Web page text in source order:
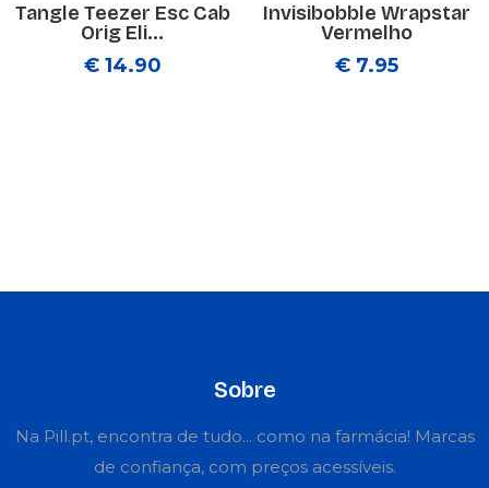
Tangle Teezer Esc Cab
Orig Eli...
€ 14.90
Invisibobble Wrapstar
Vermelho
€ 7.95
Sobre
Na Pill.pt, encontra de tudo... como na farmácia! Marcas
de confiança, com preços acessíveis.